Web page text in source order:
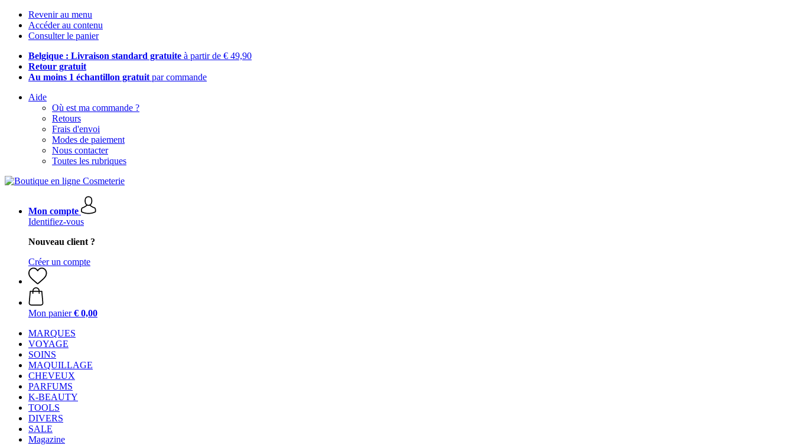
Revenir au menu
Accéder au contenu
Consulter le panier
Belgique : Livraison standard gratuite à partir de € 49,90
Retour gratuit
Au moins 1 échantillon gratuit par commande
Aide
Où est ma commande ?
Retours
Frais d'envoi
Modes de paiement
Nous contacter
Toutes les rubriques
Mon compte
Identifiez-vous
Nouveau client ?
Créer un compte
Mon panier € 0,00
MARQUES
VOYAGE
SOINS
MAQUILLAGE
CHEVEUX
PARFUMS
K-BEAUTY
TOOLS
DIVERS
SALE
Magazine